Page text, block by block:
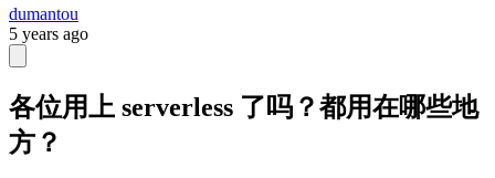
dumantou
5 years ago
各位用上 serverless 了吗？都用在哪些地
方？